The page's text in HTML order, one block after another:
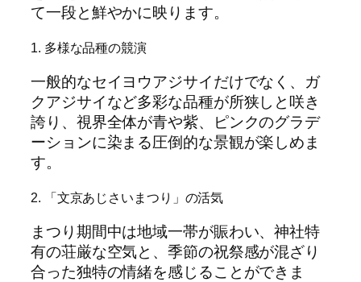
て一段と鮮やかに映ります。
1. 多様な品種の競演
一般的なセイヨウアジサイだけでなく、ガ
クアジサイなど多彩な品種が所狭しと咲き
誇り、視界全体が青や紫、ピンクのグラデ
ーションに染まる圧倒的な景観が楽しめま
す。
2. 「文京あじさいまつり」の活気
まつり期間中は地域一帯が賑わい、神社特
有の荘厳な空気と、季節の祝祭感が混ざり
合った独特の情緒を感じることができま